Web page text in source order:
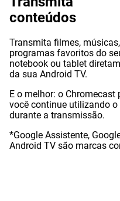
conteúdos
Transmita filmes,
programas favoritos do
notebook ou tablet
da sua Android TV.
E o melhor: o Chromecast
você continue utilizando
durante a transmissão.
*Google Assistente,
Android TV são marcas